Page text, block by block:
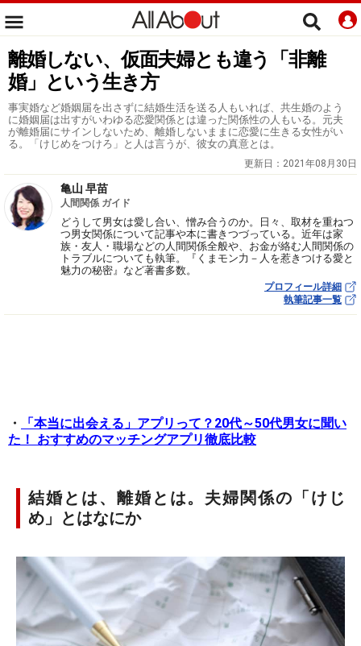
離婚しない、仮面夫婦とも違う「非離
婚」という生き方
事実婚など婚姻届を出さずに結婚生活を送る人もいれば、共生婚のよう
に婚姻届は出すがいわゆる恋愛関係とは違った関係性の人もいる。元夫
が離婚届にサインしないため、離婚しないままに恋愛に生きる女性がい
る。「けじめをつけろ」と人は言うが、彼女の真意とは。
更新日： 2021年08月30日
亀山 早苗
人間関係 ガイド
どうして男女は愛し合い、憎み合うのか。日々、取材を重ねつ
つ男女関係について記事や本に書きつづっている。近年は家
族・友人・職場などの人間関係全般や、お金が絡む人間関係の
トラブルについても執筆。『くまモン力－人を惹きつける愛と
魅力の秘密』など著書多数。
プロフィール詳細
執筆記事一覧
・
「本当に出会える」アプリって？20代～50代男女に聞い
た！ おすすめのマッチングアプリ徹底比較
結婚とは、離婚とは。夫婦関係の「けじ
め」とはなにか